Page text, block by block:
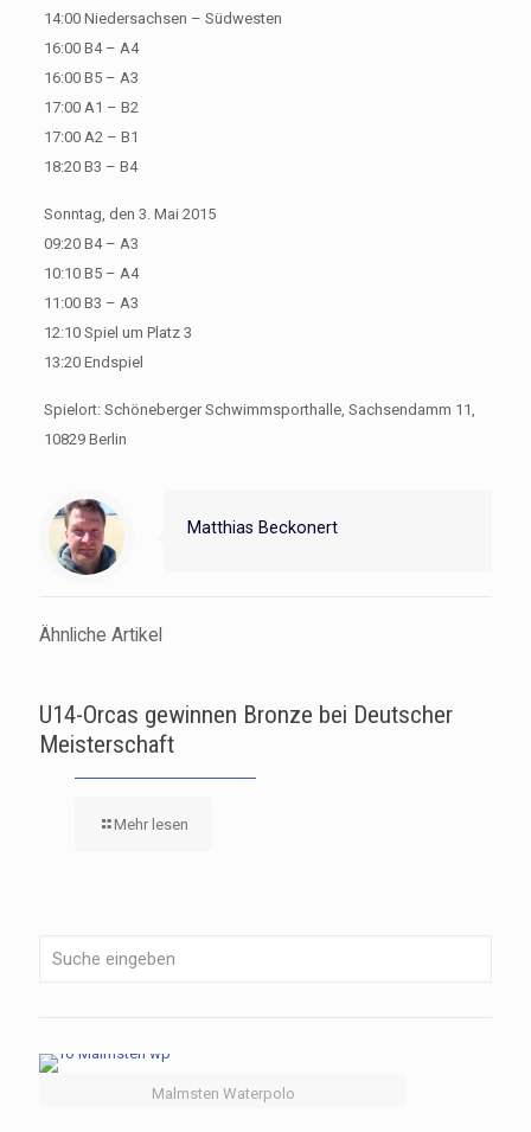
14:00 Niedersachsen – Südwesten
16:00 B4 – A4
16:00 B5 – A3
17:00 A1 – B2
17:00 A2 – B1
18:20 B3 – B4
Sonntag, den 3. Mai 2015
09:20 B4 – A3
10:10 B5 – A4
11:00 B3 – A3
12:10 Spiel um Platz 3
13:20 Endspiel
Spielort: Schöneberger Schwimmsporthalle, Sachsendamm 11,
10829 Berlin
Matthias Beckonert
Ähnliche Artikel
U14-Orcas gewinnen Bronze bei Deutscher
Meisterschaft
Mehr lesen
Malmsten Waterpolo